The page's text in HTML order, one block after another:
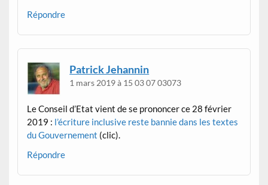
Répondre
Patrick Jehannin
1 mars 2019 à 15 03 07 03073
Le Conseil d’Etat vient de se prononcer ce 28 février
2019 : l’écriture inclusive reste bannie dans les textes
du Gouvernement (clic).
Répondre